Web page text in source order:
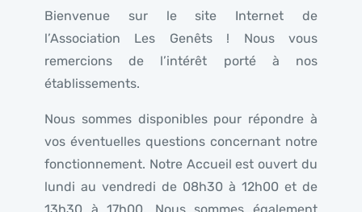
Bienvenue sur le site Internet de
l’Association Les Genêts ! Nous vous
remercions de l’intérêt porté à nos
établissements.
Nous sommes disponibles pour répondre à
vos éventuelles questions concernant notre
fonctionnement. Notre Accueil est ouvert du
lundi au vendredi de 08h30 à 12h00 et de